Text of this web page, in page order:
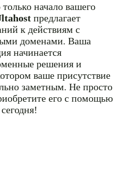
начало вашего
предлагает
к действиям с
доменами. Ваша
начинается
решения и
ваше присутствие
заметным. Не просто
его с помощью